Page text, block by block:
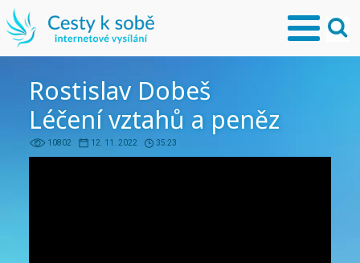
Rostislav Dobeš
Léčení vztahů a peněz
10802 12. 11. 2022 35:23